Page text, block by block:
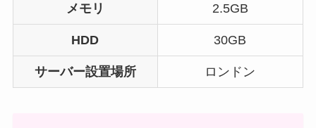
メモリ 2.5GB
HDD 30GB
サーバー設置場所 ロンドン